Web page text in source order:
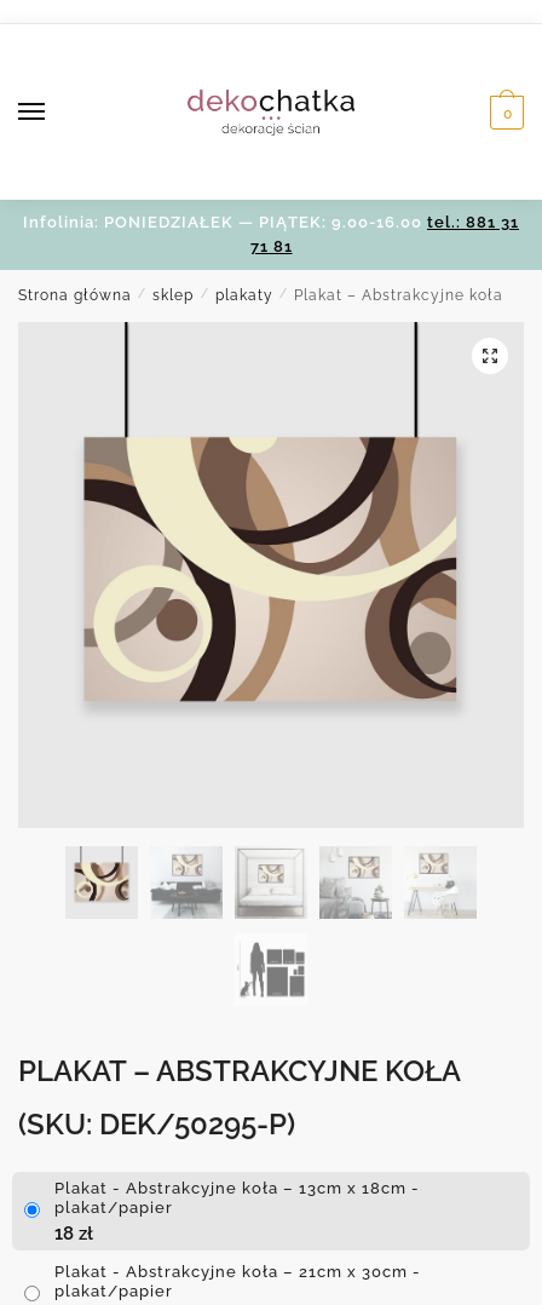
0
Infolinia: PONIEDZIAŁEK — PIĄTEK: 9.00-16.00 tel.: 881 31
71 81
Strona główna / sklep / plakaty / Plakat – Abstrakcyjne koła
PLAKAT – ABSTRAKCYJNE KOŁA
(SKU: DEK/50295-P)
Plakat - Abstrakcyjne koła – 13cm x 18cm -
plakat/papier
18 zł
Plakat - Abstrakcyjne koła – 21cm x 30cm -
plakat/papier